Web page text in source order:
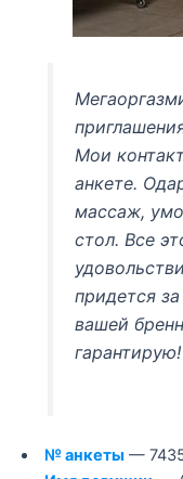
Мои
анкете.
массаж,
стол. Все
придется
вашей
гарантирую!
№ анкеты —